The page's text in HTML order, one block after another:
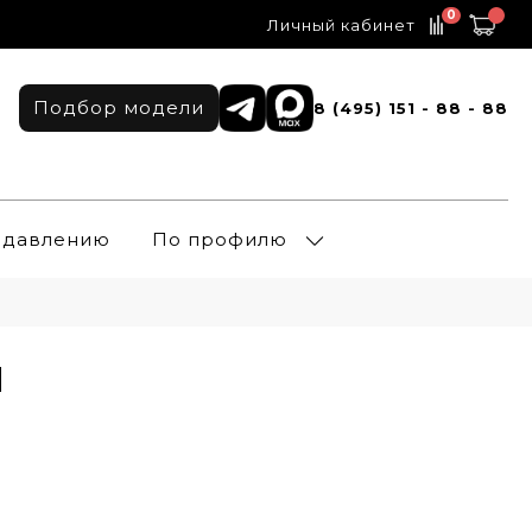
Личный кабинет 0
Подбор модели 8 (495) 151 - 88 - 88
По профилю